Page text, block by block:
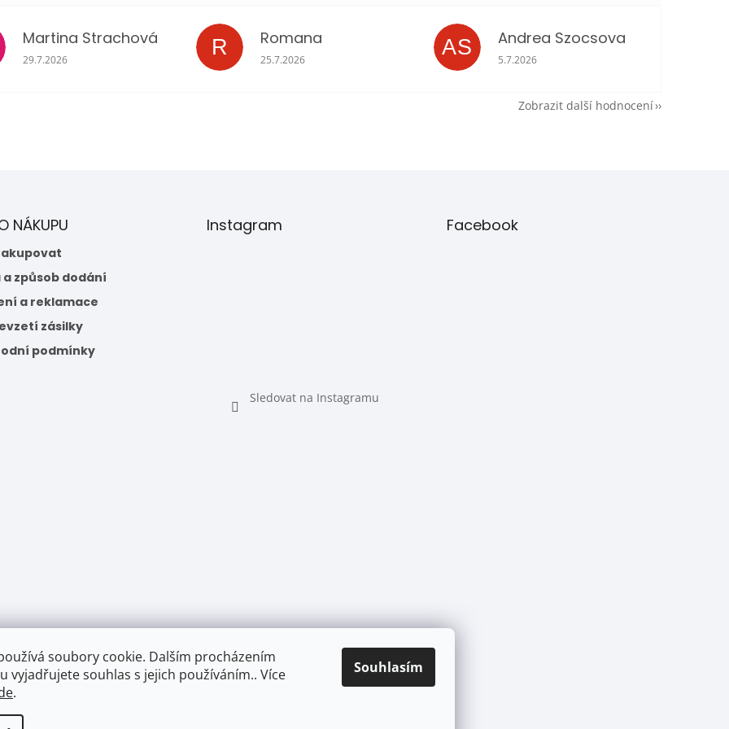
soubory cookie. Dalším procházením
vyjadřujete souhlas s jejich používáním.. Více
.
Souhlasím
Martina Strachová
Hodnocení obchodu je 5 z 5 hvězdiček.
29.7.2026
R Romana
Hodnocení obchodu je 5 z 5 hvězdiček.
25.7.2026
AS Andrea Szocsova
Hodnocení obchodu je 5 z 5 hvězdiček.
5.7.2026
Zobrazit další hodnocení
NÁKUPU
a způsob dodání
a reklamace
zásilky
podmínky
Instagram
Sledovat na Instagramu
Facebook